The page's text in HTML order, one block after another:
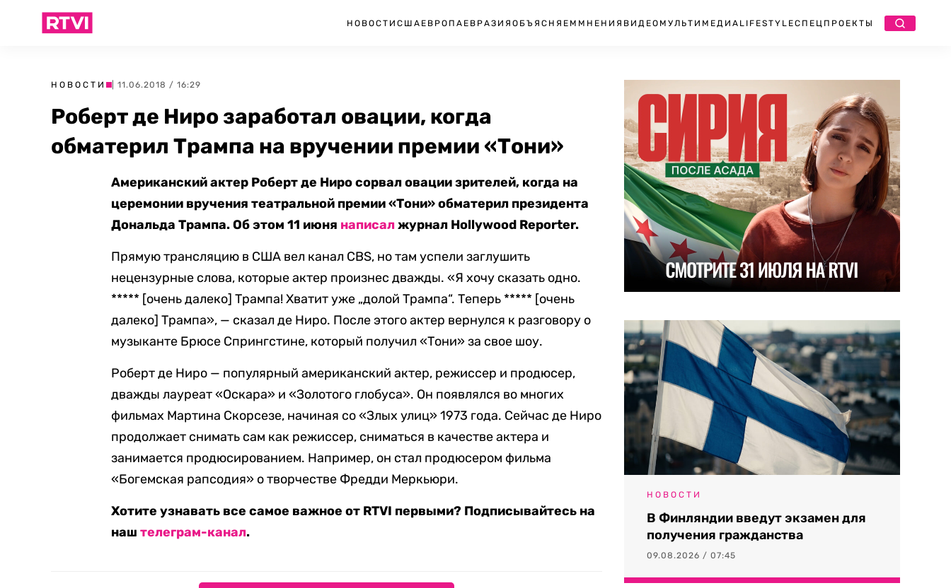
НОВОСТИ США ЕВРОПА ЕВРАЗИЯ ОБЪЯСНЯЕМ МНЕНИЯ ВИДЕО МУЛЬТИМЕДИА LIFESTYLEСПЕЦПРОЕКТЫ
НОВОСТИ | 11.06.2018 / 16:29
Роберт де Ниро заработал овации, когда
обматерил Трампа на вручении премии «Тони»
Американский актер Роберт де Ниро сорвал овации зрителей, когда на
церемонии вручения театральной премии «Тони» обматерил президента
Дональда Трампа. Об этом 11 июня написалжурнал Hollywood Reporter.
Прямую трансляцию в США вел канал CBS, но там успели заглушить
нецензурные слова, которые актер произнес дважды. «Я хочу сказать одно.
***** [очень далеко] Трампа! Хватит уже „долой Трампа“. Теперь ***** [очень
далеко] Трампа», — сказал де Ниро. После этого актер вернулся к разговору о
музыканте Брюсе Спрингстине, который получил «Тони» за свое шоу.
Роберт де Ниро — популярный американский актер, режиссер и продюсер,
дважды лауреат «Оскара» и «Золотого глобуса». Он появлялся во многих
фильмах Мартина Скорсезе, начиная со «Злых улиц» 1973 года. Сейчас де Ниро
продолжает снимать сам как режиссер, сниматься в качестве актера и
занимается продюсированием. Например, он стал продюсером фильма
«Богемская рапсодия» о творчестве Фредди Меркьюри.
Хотите узнавать все самое важное от RTVI первыми? Подписывайтесь на
наштелеграм-канал.
НОВОСТИ
В Финляндии введут экзамен для
получения гражданства
09.08.2026 / 07:45